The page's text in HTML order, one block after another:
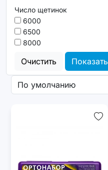
Число щетинок
6000
6500
8000
Очистить Показать